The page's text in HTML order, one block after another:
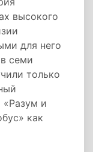
высокого
для него
семи
только
«Разум и
как